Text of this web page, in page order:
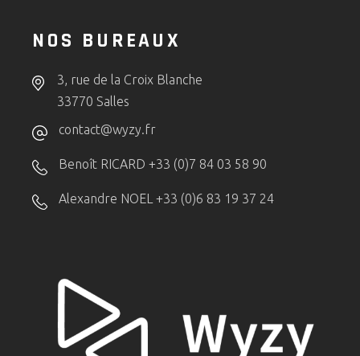
NOS BUREAUX
3, rue de la Croix Blanche
33770 Salles
contact@wyzy.fr
Benoît RICARD +33 (0)7 84 03 58 90
Alexandre NOEL +33 (0)6 83 19 37 24